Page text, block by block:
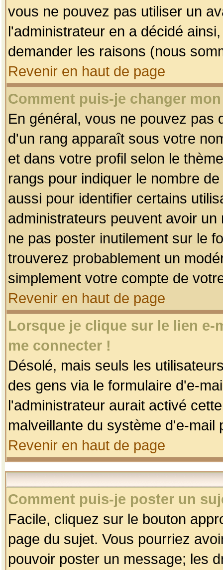
vous ne pouvez pas utiliser un
l'administrateur en a décidé
demander les raisons (nous
Revenir en haut de page
Comment puis-je changer
En général, vous ne pouvez pas
d'un rang apparaît sous votre
et dans votre profil selon le
rangs pour indiquer le nombre
aussi pour identifier certains
administrateurs peuvent avoir
ne pas poster inutilement sur le
trouverez probablement un
simplement votre compte de
Revenir en haut de page
Lorsque je clique sur le lien
me connecter !
Désolé, mais seuls les
des gens via le formulaire d'e-
l'administrateur aurait activé
malveillante du système d'e-
Revenir en haut de page
Comment puis-je poster un
Facile, cliquez sur le bouton
page du sujet. Vous pourriez
pouvoir poster un message; les